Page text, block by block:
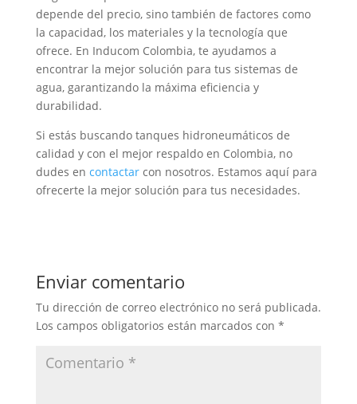
depende del precio, sino también de factores como
la capacidad, los materiales y la tecnología que
ofrece. En Inducom Colombia, te ayudamos a
encontrar la mejor solución para tus sistemas de
agua, garantizando la máxima eficiencia y
durabilidad.
Si estás buscando tanques hidroneumáticos de
calidad y con el mejor respaldo en Colombia, no
dudes en contactarcon nosotros. Estamos aquí para
ofrecerte la mejor solución para tus necesidades.
Enviar comentario
Tu dirección de correo electrónico no será publicada.
Los campos obligatorios están marcados con *